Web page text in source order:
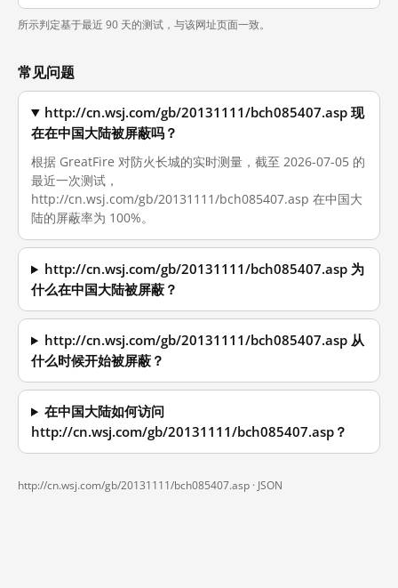
所示判定基于最近 90 天的测试，与该网址页面一致。
常见问题
http://cn.wsj.com/gb/20131111/bch085407.asp 现
在在中国大陆被屏蔽吗？
根据 GreatFire 对防火长城的实时测量，截至 2026-07-05 的
最近一次测试，
http://cn.wsj.com/gb/20131111/bch085407.asp 在中国大
陆的屏蔽率为 100%。
http://cn.wsj.com/gb/20131111/bch085407.asp 为
什么在中国大陆被屏蔽？
http://cn.wsj.com/gb/20131111/bch085407.asp 从
什么时候开始被屏蔽？
在中国大陆如何访问
http://cn.wsj.com/gb/20131111/bch085407.asp？
http://cn.wsj.com/gb/20131111/bch085407.asp · JSON